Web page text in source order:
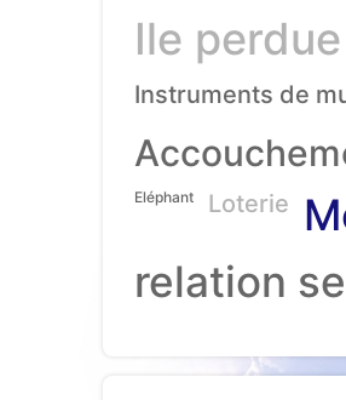
Ile perdue
Instruments de
Eléphant Loterie
relation